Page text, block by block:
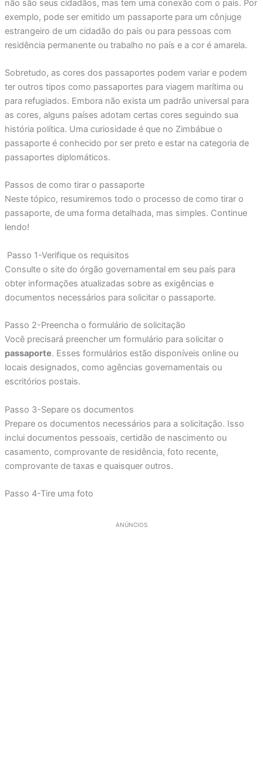
não são seus cidadãos, mas tem uma conexão com o país. Por
exemplo, pode ser emitido um passaporte para um cônjuge
estrangeiro de um cidadão do país ou para pessoas com
residência permanente ou trabalho no país e a cor é amarela.
Sobretudo, as cores dos passaportes podem variar e podem
ter outros tipos como passaportes para viagem marítima ou
para refugiados. Embora não exista um padrão universal para
as cores, alguns países adotam certas cores seguindo sua
história política. Uma curiosidade é que no Zimbábue o
passaporte é conhecido por ser preto e estar na categoria de
passaportes diplomáticos.
Passos de como tirar o passaporte
Neste tópico, resumiremos todo o processo de como tirar o
passaporte, de uma forma detalhada, mas simples. Continue
lendo!
Passo 1-Verifique os requisitos
Consulte o site do órgão governamental em seu país para
obter informações atualizadas sobre as exigências e
documentos necessários para solicitar o passaporte.
Passo 2-Preencha o formulário de solicitação
Você precisará preencher um formulário para solicitar o
passaporte. Esses formulários estão disponíveis online ou
locais designados, como agências governamentais ou
escritórios postais.
Passo 3-Separe os documentos
Prepare os documentos necessários para a solicitação. Isso
inclui documentos pessoais, certidão de nascimento ou
casamento, comprovante de residência, foto recente,
comprovante de taxas e quaisquer outros.
Passo 4-Tire uma foto
ANÚNCIOS